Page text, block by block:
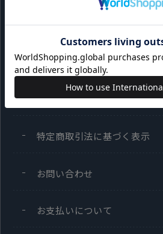
サイト利用規約
会員利用規約
プライバシーポリシー
特定商取引法に基づく表示
お問い合わせ
お支払いについて